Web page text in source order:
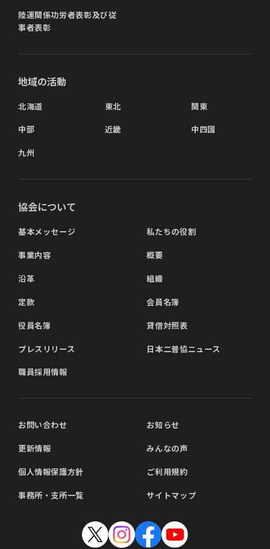
陸運関係功労者表彰及び従
事者表彰
地域の活動
北海道 東北 関東
中部 近畿 中四国
九州
協会について
基本メッセージ 私たちの役割
事業内容 概要
沿革 組織
定款 会員名簿
役員名簿 貸借対照表
プレスリリース 日本二普協ニュース
職員採用情報
お問い合わせ お知らせ
更新情報 みんなの声
個人情報保護方針 ご利用規約
事務所・支所一覧 サイトマップ